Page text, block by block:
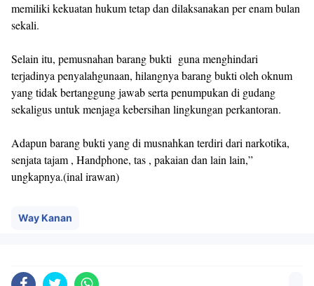
memiliki kekuatan hukum tetap dan dilaksanakan per enam bulan
sekali.
Selain itu, pemusnahan barang bukti guna menghindari
terjadinya penyalahgunaan, hilangnya barang bukti oleh oknum
yang tidak bertanggung jawab serta penumpukan di gudang
sekaligus untuk menjaga kebersihan lingkungan perkantoran.
Adapun barang bukti yang di musnahkan terdiri dari narkotika,
senjata tajam , Handphone, tas , pakaian dan lain lain,”
ungkapnya.(inal irawan)
Way Kanan